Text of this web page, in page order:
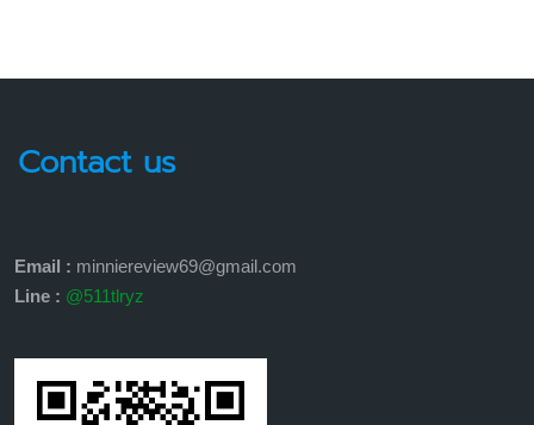
Contact us
Email : minniereview69@gmail.com
Line : @511tlryz